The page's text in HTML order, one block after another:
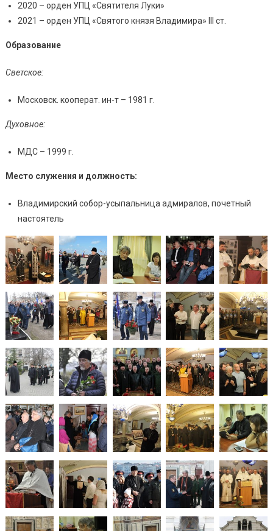
2020 – орден УПЦ «Святителя Луки»
2021 – орден УПЦ «Святого князя Владимира» III ст.
Образование
Светское:
Московск. кооперат. ин-т – 1981 г.
Духовное:
МДС – 1999 г.
Место служения и должность:
Владимирский собор-усыпальница адмиралов, почетный
настоятель